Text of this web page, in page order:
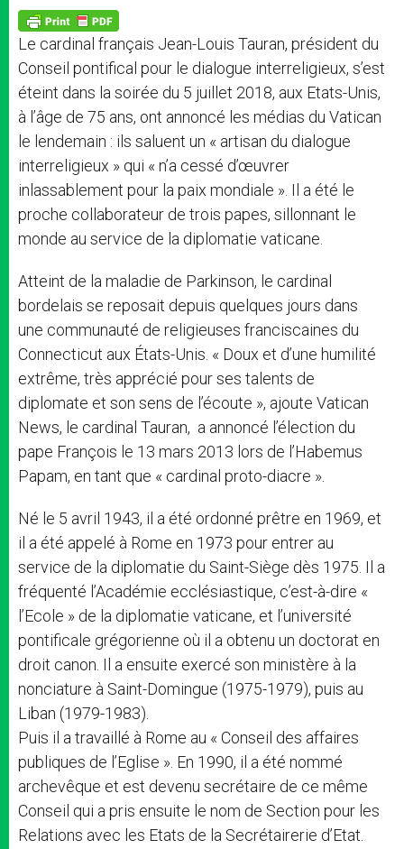
p
p
g
e
r
o
k
Le cardinal français Jean-Louis Tauran, président du
Conseil pontifical pour le dialogue interreligieux, s’est
éteint dans la soirée du 5 juillet 2018, aux Etats-Unis,
à l’âge de 75 ans, ont annoncé les médias du Vatican
le lendemain : ils saluent un « artisan du dialogue
interreligieux » qui « n’a cessé d’œuvrer
inlassablement pour la paix mondiale ». Il a été le
proche collaborateur de trois papes, sillonnant le
monde au service de la diplomatie vaticane.
Atteint de la maladie de Parkinson, le cardinal
bordelais se reposait depuis quelques jours dans
une communauté de religieuses franciscaines du
Connecticut aux États-Unis. « Doux et d’une humilité
extrême, très apprécié pour ses talents de
diplomate et son sens de l’écoute », ajoute Vatican
News, le cardinal Tauran, a annoncé l’élection du
pape François le 13 mars 2013 lors de l’Habemus
Papam, en tant que « cardinal proto-diacre ».
Né le 5 avril 1943, il a été ordonné prêtre en 1969, et
il a été appelé à Rome en 1973 pour entrer au
service de la diplomatie du Saint-Siège dès 1975. Il a
fréquenté l’Académie ecclésiastique, c’est-à-dire «
l’Ecole » de la diplomatie vaticane, et l’université
pontificale grégorienne où il a obtenu un doctorat en
droit canon. Il a ensuite exercé son ministère à la
nonciature à Saint-Domingue (1975-1979), puis au
Liban (1979-1983).
Puis il a travaillé à Rome au « Conseil des affaires
publiques de l’Eglise ». En 1990, il a été nommé
archevêque et est devenu secrétaire de ce même
Conseil qui a pris ensuite le nom de Section pour les
Relations avec les Etats de la Secrétairerie d’Etat.